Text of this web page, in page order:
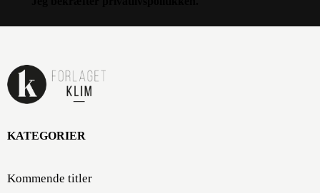
KATEGORIER
Kommende titler